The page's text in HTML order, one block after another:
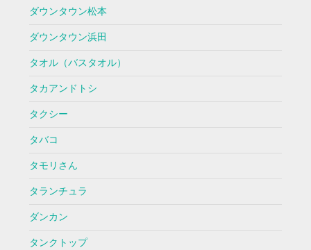
ダウンタウン松本
ダウンタウン浜田
タオル（バスタオル）
タカアンドトシ
タクシー
タバコ
タモリさん
タランチュラ
ダンカン
タンクトップ